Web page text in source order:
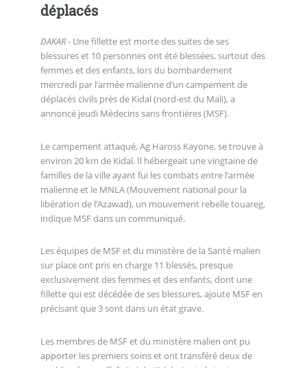
déplacés
DAKAR - Une fillette est morte des suites de ses
blessures et 10 personnes ont été blessées, surtout des
femmes et des enfants, lors du bombardement
mercredi par l’armée malienne d’un campement de
déplacés civils près de Kidal (nord-est du Mali), a
annoncé jeudi Médecins sans frontières (MSF).
Le campement attaqué, Ag Haross Kayone, se trouve à
environ 20 km de Kidal. Il hébergeait une vingtaine de
familles de la ville ayant fui les combats entre l’armée
malienne et le MNLA (Mouvement national pour la
libération de l’Azawad), un mouvement rebelle touareg,
indique MSF dans un communiqué.
Les équipes de MSF et du ministère de la Santé malien
sur place ont pris en charge 11 blessés, presque
exclusivement des femmes et des enfants, dont une
fillette qui est décédée de ses blessures, ajoute MSF en
précisant que 3 sont dans un état grave.
Les membres de MSF et du ministère malien ont pu
apporter les premiers soins et ont transféré deux de